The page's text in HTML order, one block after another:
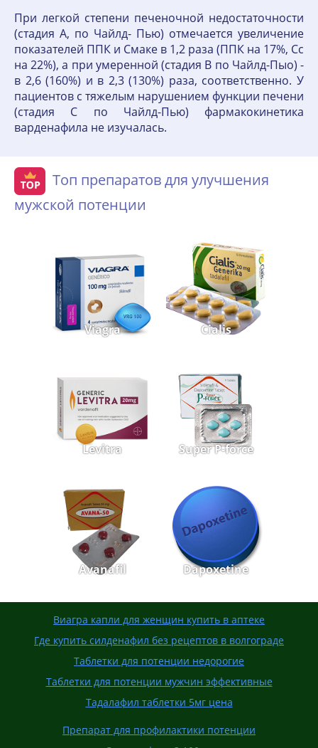
При легкой степени печеночной недостаточности
(стадия А, по Чайлд- Пью) отмечается увеличение
показателей ППК и Смаке в 1,2 раза (ППК на 17%, Сс
на 22%), а при умеренной (стадия В по Чайлд-Пыо) -
в 2,6 (160%) и в 2,3 (130%) раза, соот­ветственно. У
пациентов с тяжелым нарушением функции печени
(стадия С по Чайлд-Пью) фармако­кинетика
варденафила не изучалась.
Топ препаратов для улучшения
мужской потенции
Viagra Cialis
Levitra Super P-force
Avanafil Dapoxetine
Виагра капли для женщин купить в аптеке
Где купить силденафил без рецептов в волгограде
Таблетки для потенции недорогие
Таблетки для потенции мужчин эффективные
Тадалафил таблетки 5мг цена
Препарат для профилактики потенции